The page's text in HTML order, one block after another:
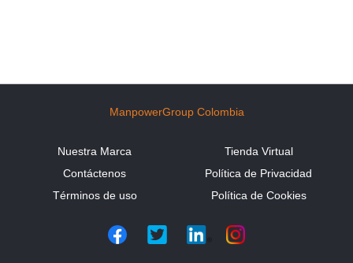
ManpowerGroup Colombia
Nuestra Marca
Tienda Virtual
Contáctenos
Política de Privacidad
Términos de uso
Política de Cookies